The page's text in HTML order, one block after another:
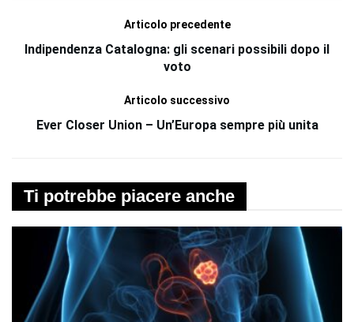
Articolo precedente
Indipendenza Catalogna: gli scenari possibili dopo il
voto
Articolo successivo
Ever Closer Union – Un’Europa sempre più unita
Ti potrebbe piacere anche